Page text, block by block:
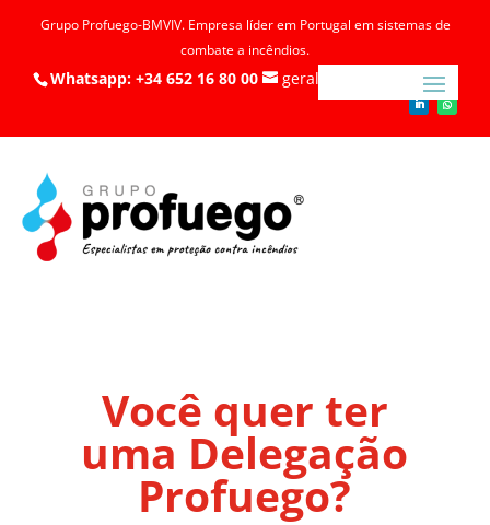
Grupo Profuego-BMVIV. Empresa líder em Portugal em sistemas de
combate a incêndios.
Whatsapp: +34 652 16 80 00 geral@profuego.pt
Você quer ter
uma Delegação
Profuego?